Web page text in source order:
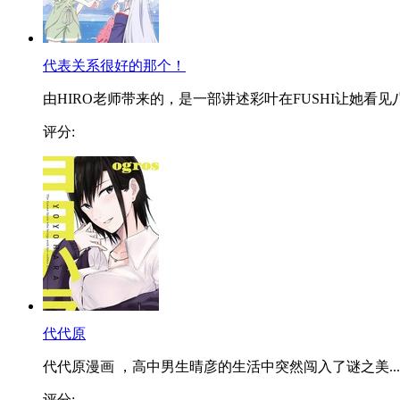
代表关系很好的那个！
由HIRO老师带来的，是一部讲述彩叶在FUSHI让她看见
评分:
代代原
代代原漫画 ，高中男生晴彦的生活中突然闯入了谜之美...